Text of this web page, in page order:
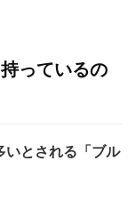
っているの
とされる「ブル